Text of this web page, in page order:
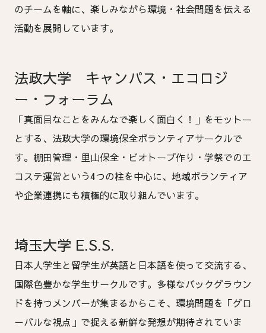
のチームを軸に、楽しみながら環境・社会問題を伝える
活動を展開しています。
法政大学 キャンパス・エコロジ
ー・フォーラム
「真面目なことをみんなで楽しく面白く！」をモットー
とする、法政大学の環境保全ボランティアサークルで
す。棚田管理・里山保全・ビオトープ作り・学祭でのエ
コステ運営という4つの柱を中心に、地域ボランティア
や企業連携にも積極的に取り組んでいます。
埼玉大学 E.S.S.
日本人学生と留学生が英語と日本語を使って交流する、
国際色豊かな学生サークルです。多様なバックグラウン
ドを持つメンバーが集まるからこそ、環境問題を「グロ
ーバルな視点」で捉える新鮮な発想が期待されていま